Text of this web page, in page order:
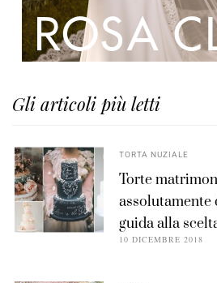
Gli articoli più letti
TORTA NUZIALE
Torte
assolutamente
guida alla
10 DICEMBRE 2018